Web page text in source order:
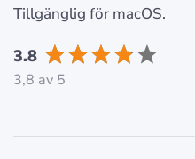
Tillgänglig för macOS.
3.8
3,8 av 5